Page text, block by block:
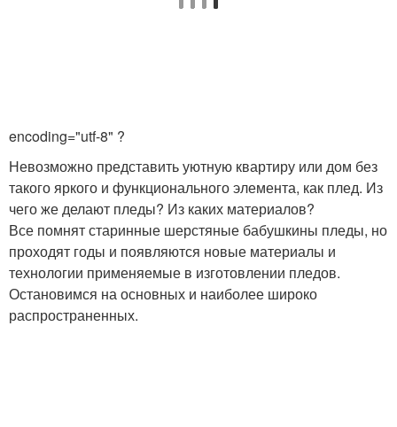
encoding="utf-8" ?
Невозможно представить уютную квартиру или дом без
такого яркого и функционального элемента, как плед. Из
чего же делают пледы? Из каких материалов?
Все помнят старинные шерстяные бабушкины пледы, но
проходят годы и появляются новые материалы и
технологии применяемые в изготовлении пледов.
Остановимся на основных и наиболее широко
распространенных.